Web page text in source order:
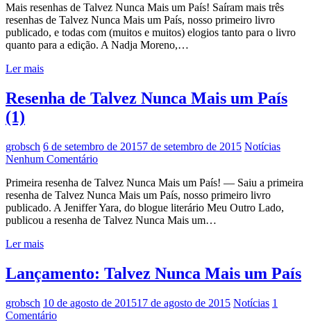
Mais resenhas de Talvez Nunca Mais um País! Saíram mais três
resenhas de Talvez Nunca Mais um País, nosso primeiro livro
publicado, e todas com (muitos e muitos) elogios tanto para o livro
quanto para a edição. A Nadja Moreno,…
Ler mais
Resenha de Talvez Nunca Mais um País
(1)
grobsch 6 de setembro de 20157 de setembro de 2015 Notícias
Nenhum Comentário
Primeira resenha de Talvez Nunca Mais um País! — Saiu a primeira
resenha de Talvez Nunca Mais um País, nosso primeiro livro
publicado. A Jeniffer Yara, do blogue literário Meu Outro Lado,
publicou a resenha de Talvez Nunca Mais um…
Ler mais
Lançamento: Talvez Nunca Mais um País
grobsch 10 de agosto de 201517 de agosto de 2015 Notícias 1
Comentário